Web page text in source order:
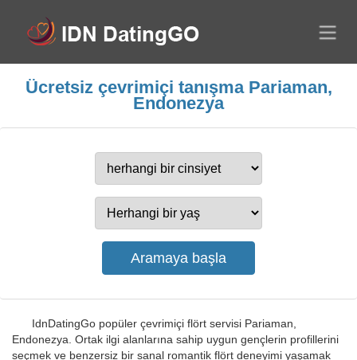
Ücretsiz çevrimiçi tanışma Pariaman,
Endonezya
IdnDatingGo popüler çevrimiçi flört servisi Pariaman,
Endonezya. Ortak ilgi alanlarına sahip uygun gençlerin profillerini
seçmek ve benzersiz bir sanal romantik flört deneyimi yaşamak